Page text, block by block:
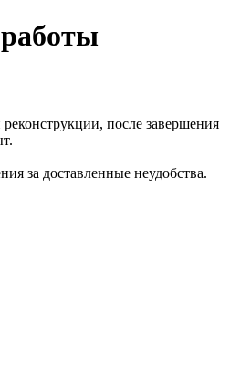
после завершения
за доставленные неудобства.